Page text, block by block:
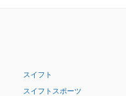
スイフト
スイフトスポーツ